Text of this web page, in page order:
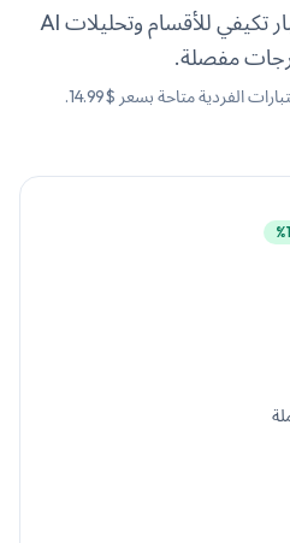
جميع الباقات تشمل: اختبار تكيفي للأقسام وتحليلات AI
مفصلة.
الفردية متاحة بسعر $14.99.